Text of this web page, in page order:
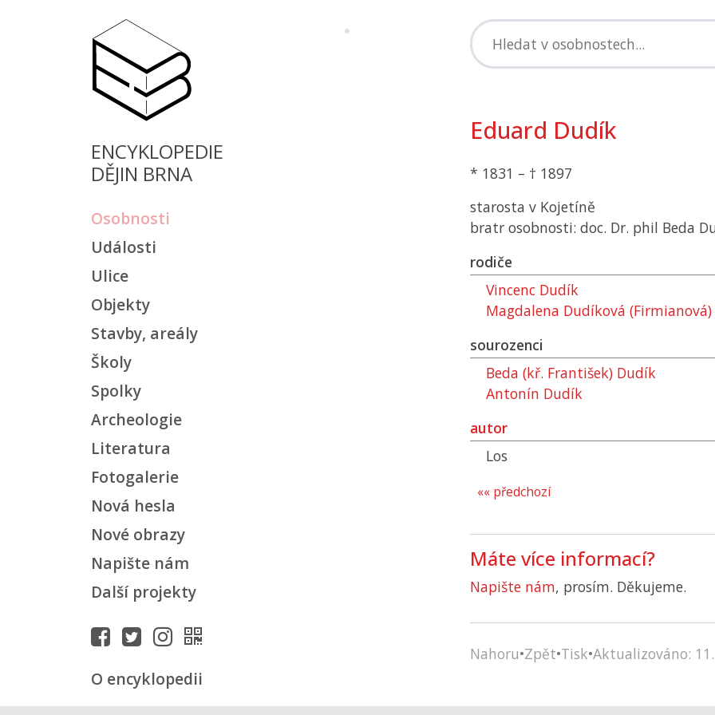
ENCYKLOPEDIE
DĚJIN BRNA
Osobnosti
Události
Ulice
Objekty
Stavby, areály
Školy
Spolky
Archeologie
Literatura
Fotogalerie
Nová hesla
Nové obrazy
Napište nám
Další projekty
O encyklopedii
Eduard Dudík
* 1831 – † 1897
starosta v Kojetíně
bratr osobnosti: doc. Dr. phil Beda
rodiče
Vincenc Dudík
Magdalena Dudíková (Firmianová)
sourozenci
Beda (kř. František) Dudík
Antonín Dudík
autor
Los
«« předchozí
Máte více informací?
Napište nám, prosím. Děkujeme.
Nahoru•Zpět•Tisk•Aktualizováno: